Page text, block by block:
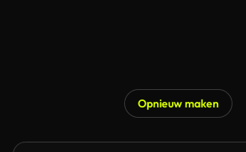
Opnieuw maken